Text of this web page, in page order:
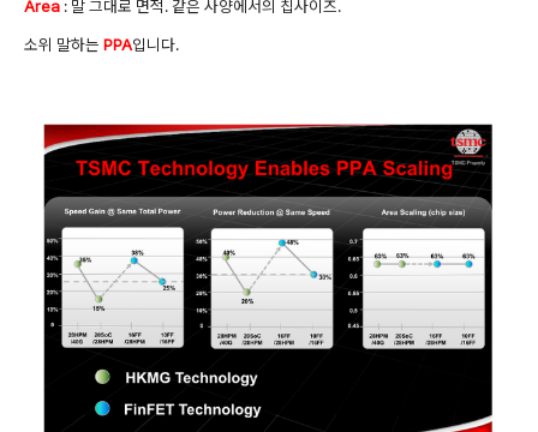
Area : 말 그대로 면적. 같은 사양에서의 칩사이즈.
소위 말하는 PPA입니다.